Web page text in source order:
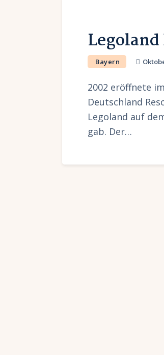
Bayern
2002 eröffnete
Deutschland
Legoland auf
gab. Der…